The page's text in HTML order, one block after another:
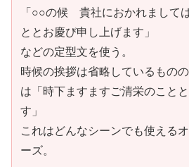
「○○の候 貴社におかれまして
ととお慶び申し上げます」
などの定型文を使う。
時候の挨拶は省略しているもの
は「時下ますますご清栄のこと
す」
これはどんなシーンでも使える
ーズ。